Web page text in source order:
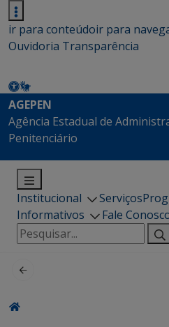
ir para conteúdoir para
Ouvidoria Transparência
AGEPEN
Agência Estadual de
Penitenciário
Institucional Serviços
Informativos
Fale
Pesquisar
por: